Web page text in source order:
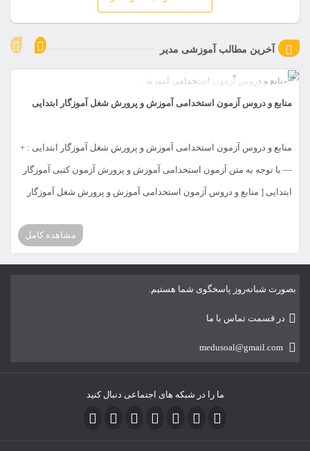
آخرین مطالب آموزشی مدیر
منابع و دروس آزمون استخدامی آموزش و پرورش شغل آموزگار ابتدایی
منابع و دروس آزمون استخدامی آموزش و پرورش شغل آموزگار ابتدایی : +
— با توجه به متن آزمون استخدامی آموزش و پرورش آزمون کتبی آموزگار
ابتدایی [ منابع و دروس آزمون استخدامی آموزش و پرورش شغل آموزگار
مشاهده کامل
بصورت شبانه‌روز پاسخگوی شما هستیم.
در قسمت تماس با ما
medusoal@gmail.com
ما را در شبکه های اجتماعی دنبال کنید